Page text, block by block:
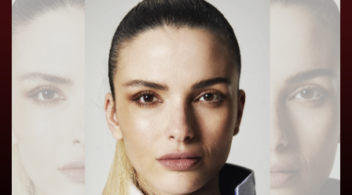
Η Κυριακή της Πεντηκοστής στον Καθεδρικό
Ιερό Ναό Αγίας Τριάδος Πειραιώς.